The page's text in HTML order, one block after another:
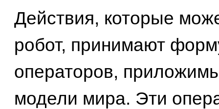
Действия, которые
робот, принимают
операторов,
модели мира. Эти